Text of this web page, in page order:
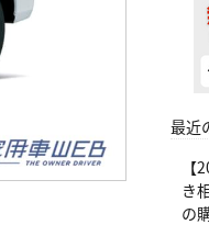
最近
き
の